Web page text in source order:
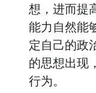
想，进而提
能力自然能
定自己的政
的思想出现
行为。